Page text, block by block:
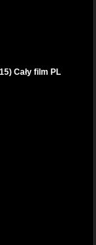
Cały film PL